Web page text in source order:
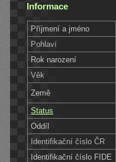
Informace
Příjmení a jméno
Pohlaví
Rok narození
Věk
Země
Status
Oddíl
Identifikační číslo ČR
Identifikační číslo FIDE